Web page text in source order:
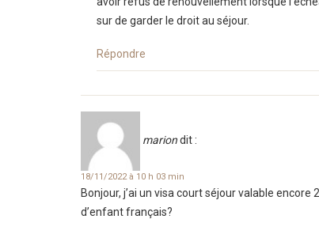
sur de garder le droit au séjour.
Répondre
mariondit :
18/11/2022 à 10 h 03 min
Bonjour, j’ai un visa court séjour valable
d’enfant français?